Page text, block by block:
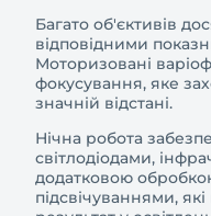
Багато об'єктивів
відповідними
Моторизовані
фокусування, яке
значній відстані.
Нічна робота
світлодіодами,
додатковою
підсвічуваннями,